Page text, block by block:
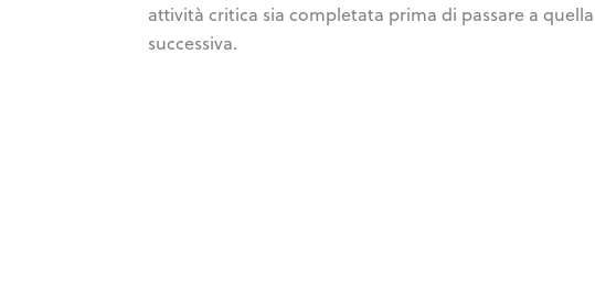
attività critica sia completata prima di passare a quella
successiva.